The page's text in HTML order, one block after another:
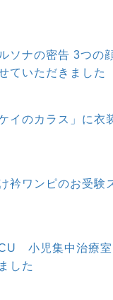
ソナの密告 3つの
ていただきました
イのカラス」に衣
衿ワンピのお受験
小児集中治療
した